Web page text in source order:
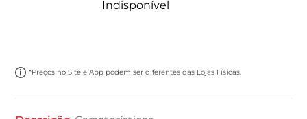
Indisponível
*Preços no Site e App podem ser diferentes das Lojas Físicas.